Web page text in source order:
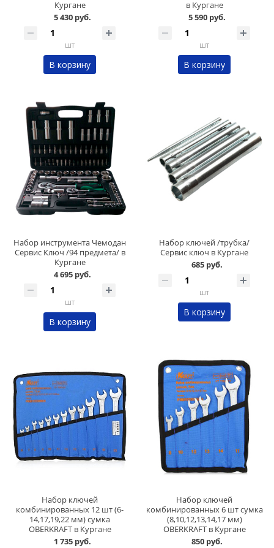
Кургане
5 430 руб.
шт
В корзину
в Кургане
5 590 руб.
шт
В корзину
Набор инструмента Чемодан
Сервис Ключ /94 предмета/ в
Кургане
4 695 руб.
шт
В корзину
Набор ключей /трубка/
Сервис ключ в Кургане
685 руб.
шт
В корзину
Набор ключей
комбинированных 12 шт (6-
14,17,19,22 мм) сумка
OBERKRAFT в Кургане
1 735 руб.
Набор ключей
комбинированных 6 шт сумка
(8,10,12,13,14,17 мм)
OBERKRAFT в Кургане
850 руб.